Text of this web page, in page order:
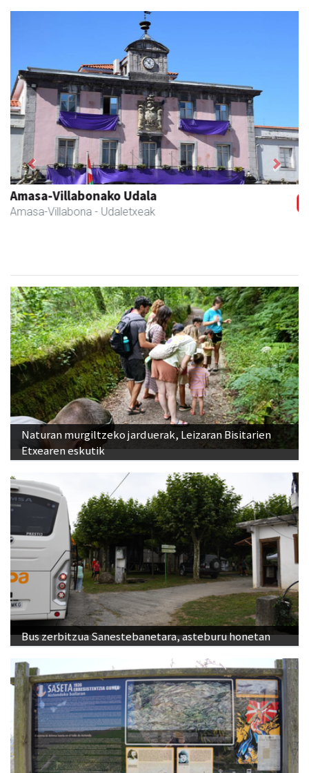
Francisco Mendikute
Andoain - Harategiak
Previous Next
Naturan murgiltzeko jarduerak, Leizaran Bisitarien
Etxearen eskutik
Bus zerbitzua Sanestebanetara, asteburu honetan